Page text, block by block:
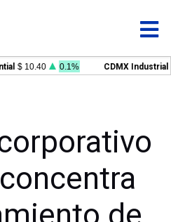
$ 10.40 0.1% CDMX Industrial